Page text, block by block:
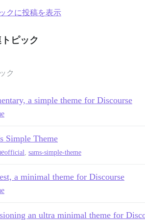
クに投稿を表示
ピック
ク
a simple theme for Discourse
Simple Theme
official sams-simple-theme
a minimal theme for Discourse
an ultra minimal theme for